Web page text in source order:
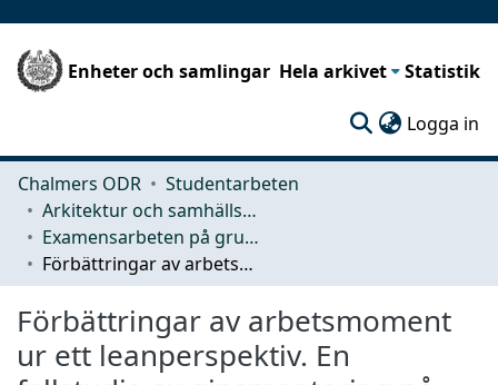
Enheter och samlingar Hela arkivet Statistik
Logga in
Chalmers ODR
Studentarbeten
Arkitektur och samhällsbyggnadsteknik (ACE)
Examensarbeten på grundnivå
Förbättringar av arbetsmoment ur ett leanperspektiv. En fallstudie av gipsmontering på utfackningsväggar.
Förbättringar av arbetsmoment
ur ett leanperspektiv. En